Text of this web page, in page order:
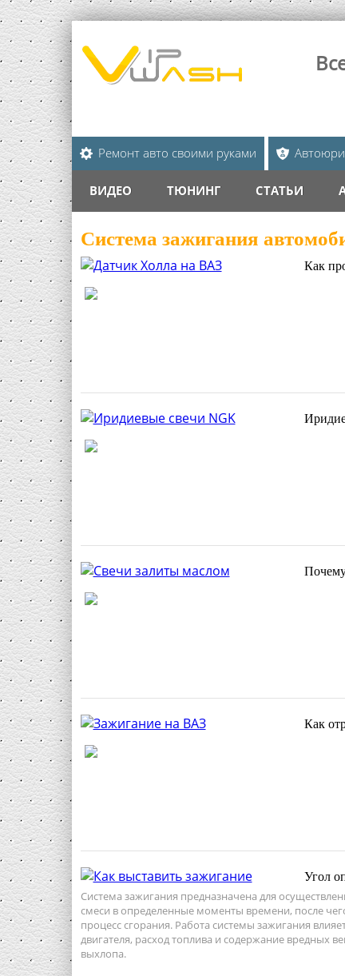
Ремонт авто своими руками
ВИДЕО ТЮНИНГ СТАТЬИ
Система зажигания
Как
Как
Угол
Система зажигания предназначена для
смеси в определенные моменты времени, после
процесс сгорания. Работа системы зажигания
двигателя, расход топлива и содержание вредных
выхлопа.